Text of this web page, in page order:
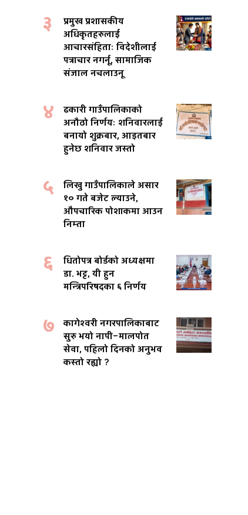
३
प्रमुख प्रशासकीय
अधिकृतहरुलाई
आचारसंहिताः विदेशीलाई
पत्राचार नगर्नू, सामाजिक
संजाल नचलाउनू
४
ढकारी गाउँपालिकाको
अनौठो निर्णयः शनिवारलाई
बनायो शुक्रबार, आइतबार
हुनेछ शनिवार जस्तो
५
लिखु गाउँपालिकाले असार
१० गते बजेट ल्याउने,
औपचारिक पोशाकमा आउन
निम्ता
६
धितोपत्र बोर्डको अध्यक्षमा
डा. भट्ट, यी हुन
मन्त्रिपरिषदका ६ निर्णय
७
कागेश्वरी नगरपालिकाबाट
सुरु भयो नापी–मालपोत
सेवा, पहिलो दिनको अनुभव
कस्तो रह्यो ?